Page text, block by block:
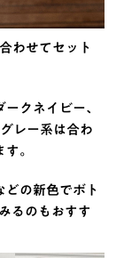
わせてセット
クネイビー、
レー系は合わ
。
どの新色でボト
るのもおすす